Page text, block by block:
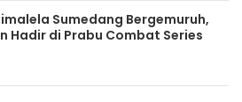
Sumedang Bergemuruh,
Hadir di Prabu Combat Series